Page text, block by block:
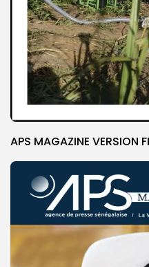
APS MAGAZINE VERSION